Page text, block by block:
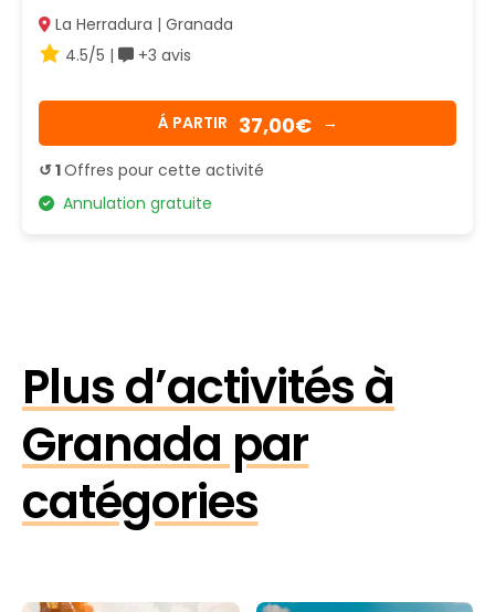
La Herradura | Granada
4.5/5 |
+3 avis
Á PARTIR 37,00€ →
↺ 1Offres pour cette activité
Annulation gratuite
Plus d’activités à
Granada par
catégories